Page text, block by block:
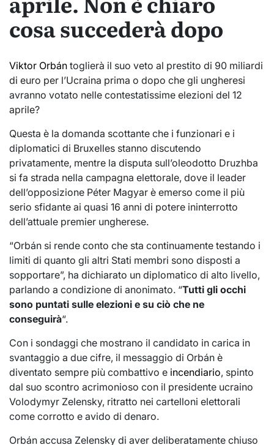
cosa succederà dopo
Viktor Orbán toglierà il suo veto al prestito di 90 miliardi
di euro per l’Ucraina prima o dopo che gli ungheresi
avranno votato nelle contestatissime elezioni del 12
aprile?
Questa è la domanda scottante che i funzionari e i
diplomatici di Bruxelles stanno discutendo
privatamente, mentre la disputa sull’oleodotto Druzhba
si fa strada nella campagna elettorale, dove il leader
dell’opposizione Péter Magyar è emerso come il più
serio sfidante ai quasi 16 anni di potere ininterrotto
dell’attuale premier ungherese.
“Orbán si rende conto che sta continuamente testando i
limiti di quanto gli altri Stati membri sono disposti a
sopportare”, ha dichiarato un diplomatico di alto livello,
parlando a condizione di anonimato. “Tutti gli occhi
sono puntati sulle elezioni e su ciò che ne
conseguirà“.
Con i sondaggi che mostrano il candidato in carica in
svantaggio a due cifre, il messaggio di Orbán è
diventato sempre più combattivo e incendiario, spinto
dal suo scontro acrimonioso con il presidente ucraino
Volodymyr Zelensky, ritratto nei cartelloni elettorali
come corrotto e avido di denaro.
Orbán accusa Zelensky di aver deliberatamente chiuso